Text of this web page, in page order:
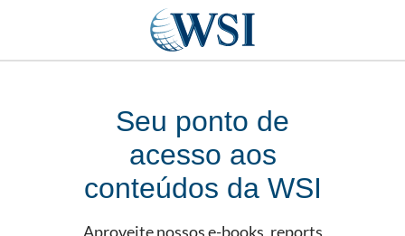
Seu ponto de
acesso aos
conteúdos da WSI
Aproveite nossos e-books, reports